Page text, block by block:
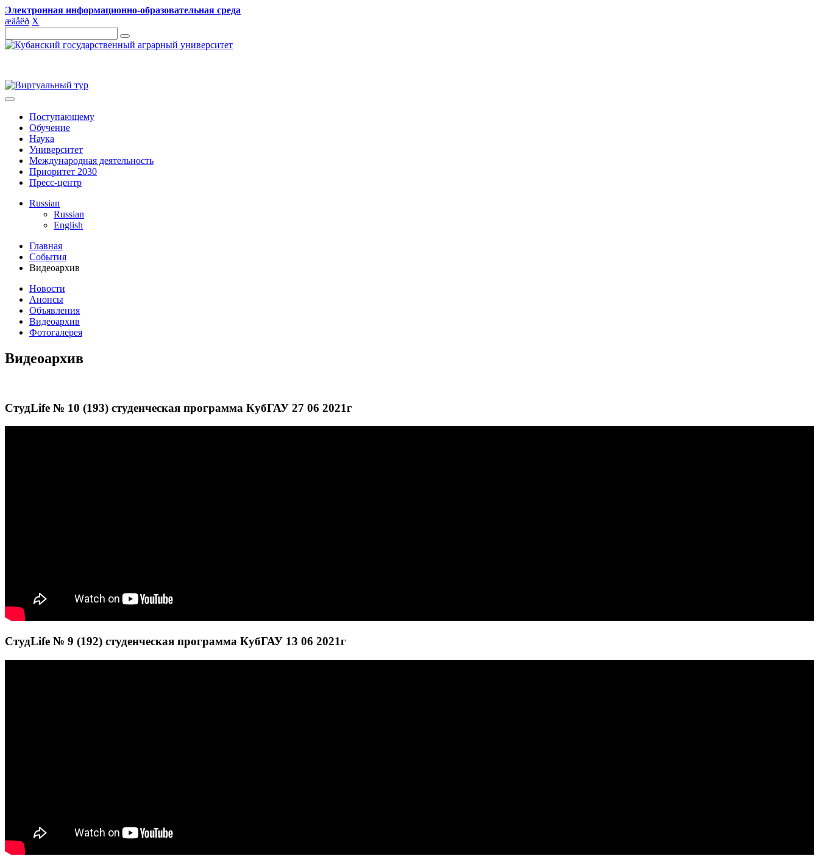
Электронная информационно-образовательная среда
æäåëð X
Поступающему
Обучение
Наука
Университет
Международная деятельность
Приоритет 2030
Пресс-центр
Russian
Russian
English
Главная
События
Видеоархив
Новости
Анонсы
Объявления
Видеоархив
Фотогалерея
Видеоархив
СтудLife № 10 (193) студенческая программа КубГАУ 27 06 2021г
СтудLife № 9 (192) студенческая программа КубГАУ 13 06 2021г